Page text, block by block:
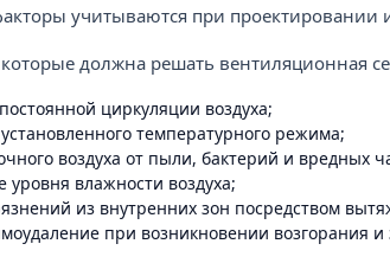
учитываются при
должна решать вентиляционная
циркуляции воздуха;
температурного режима;
воздуха от пыли, бактерий и вредных
уровня влажности воздуха;
из внутренних зон посредством
при возникновении возгорания